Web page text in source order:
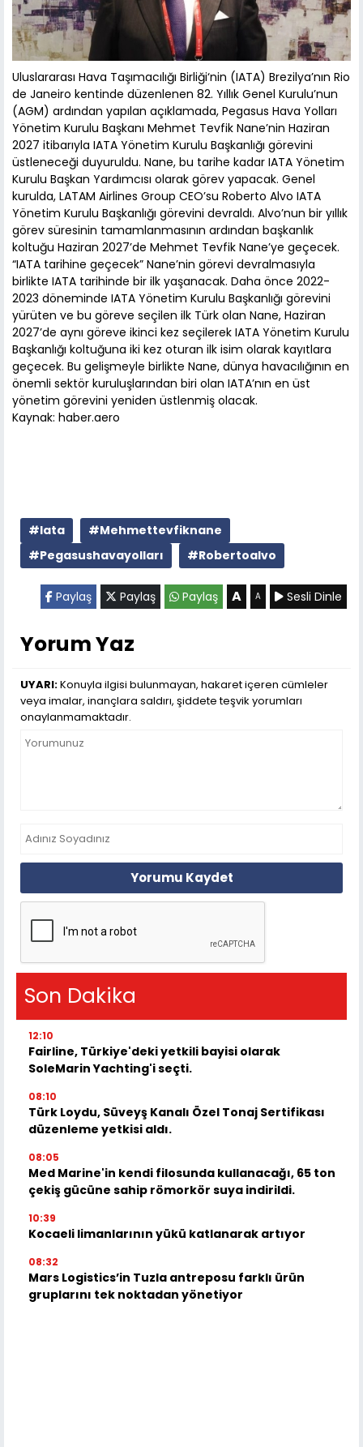
Uluslararası Hava Taşımacılığı Birliği‘nin (IATA) Brezilya’nın Rio
de Janeiro kentinde düzenlenen 82. Yıllık Genel Kurulu’nun
(AGM) ardından yapılan açıklamada, Pegasus Hava Yolları
Yönetim Kurulu Başkanı Mehmet Tevfik Nane’nin Haziran
2027 itibarıyla IATA Yönetim Kurulu Başkanlığı görevini
üstleneceği duyuruldu. Nane, bu tarihe kadar IATA Yönetim
Kurulu Başkan Yardımcısı olarak görev yapacak. Genel
kurulda, LATAM Airlines Group CEO’su Roberto Alvo IATA
Yönetim Kurulu Başkanlığı görevini devraldı. Alvo’nun bir yıllık
görev süresinin tamamlanmasının ardından başkanlık
koltuğu Haziran 2027’de Mehmet Tevfik Nane’ye geçecek.
“IATA tarihine geçecek” Nane’nin görevi devralmasıyla
birlikte IATA tarihinde bir ilk yaşanacak. Daha önce 2022-
2023 döneminde IATA Yönetim Kurulu Başkanlığı görevini
yürüten ve bu göreve seçilen ilk Türk olan Nane, Haziran
2027’de aynı göreve ikinci kez seçilerek IATA Yönetim Kurulu
Başkanlığı koltuğuna iki kez oturan ilk isim olarak kayıtlara
geçecek. Bu gelişmeyle birlikte Nane, dünya havacılığının en
önemli sektör kuruluşlarından biri olan IATA’nın en üst
yönetim görevini yeniden üstlenmiş olacak.
Kaynak: haber.aero
#Iata
#Mehmettevfiknane
#Pegasushavayolları
#Robertoalvo
Paylaş Paylaş Paylaş A A Sesli Dinle
Yorum Yaz
UYARI:Konuyla ilgisi bulunmayan, hakaret içeren cümleler
veya imalar, inançlara saldırı, şiddete teşvik yorumları
onaylanmamaktadır.
Yorumu Kaydet
Son Dakika
12:10
Fairline, Türkiye'deki yetkili bayisi olarak
SoleMarin Yachting'i seçti.
08:10
Türk Loydu, Süveyş Kanalı Özel Tonaj Sertifikası
düzenleme yetkisi aldı.
08:05
Med Marine'in kendi filosunda kullanacağı, 65 ton
çekiş gücüne sahip römorkör suya indirildi.
10:39
Kocaeli limanlarının yükü katlanarak artıyor
08:32
Mars Logistics’in Tuzla antreposu farklı ürün
gruplarını tek noktadan yönetiyor